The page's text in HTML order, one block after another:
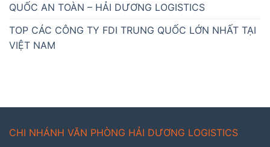
QUỐC AN TOÀN – HẢI DƯƠNG LOGISTICS
TOP CÁC CÔNG TY FDI TRUNG QUỐC LỚN NHẤT TẠI
VIỆT NAM
CHI NHÁNH VĂN PHÒNG HẢI DƯƠNG LOGISTICS